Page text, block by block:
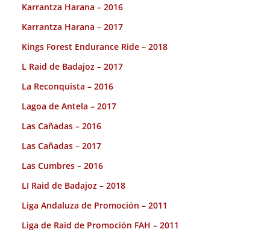
Karrantza Harana – 2016
Karrantza Harana – 2017
Kings Forest Endurance Ride – 2018
L Raid de Badajoz – 2017
La Reconquista – 2016
Lagoa de Antela – 2017
Las Cañadas – 2016
Las Cañadas – 2017
Las Cumbres – 2016
LI Raid de Badajoz – 2018
Liga Andaluza de Promoción – 2011
Liga de Raid de Promoción FAH – 2011